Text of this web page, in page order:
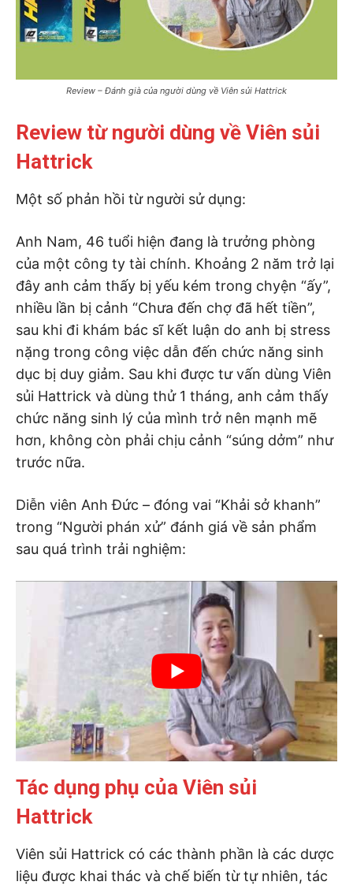
Review – Đánh già của người dùng về Viên sủi Hattrick
Review từ người dùng về Viên sủi
Hattrick
Một số phản hồi từ người sử dụng:
Anh Nam, 46 tuổi hiện đang là trưởng phòng
của một công ty tài chính. Khoảng 2 năm trở lại
đây anh cảm thấy bị yếu kém trong chyện “ấy”,
nhiều lần bị cảnh “Chưa đến chợ đã hết tiền”,
sau khi đi khám bác sĩ kết luận do anh bị stress
nặng trong công việc dẫn đến chức năng sinh
dục bị duy giảm. Sau khi được tư vấn dùng Viên
sủi Hattrick và dùng thử 1 tháng, anh cảm thấy
chức năng sinh lý của mình trở nên mạnh mẽ
hơn, không còn phải chịu cảnh “súng dởm” như
trước nữa.
Diễn viên Anh Đức – đóng vai “Khải sở khanh”
trong “Người phán xử” đánh giá về sản phẩm
sau quá trình trải nghiệm:
Tác dụng phụ của Viên sủi
Hattrick
Viên sủi Hattrick có các thành phần là các dược
liệu được khai thác và chế biến từ tự nhiên, tác